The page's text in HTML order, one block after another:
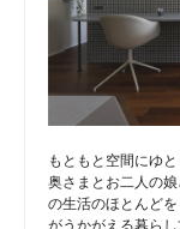
もともと空間にゆ
奥さまとお二人の
の生活のほとんど